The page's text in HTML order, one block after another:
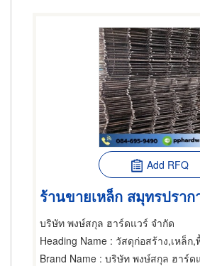
Add RFQ
ร้านขายเหล็ก สมุทรปราก
บริษัท พงษ์สกุล ฮาร์ดแวร์ จำกัด
Heading Name : วัสดุก่อสร้าง,เหล็ก,พื้นสำเร็จรูป (ค
Brand Name : บริษัท พงษ์สกุล ฮาร์ด